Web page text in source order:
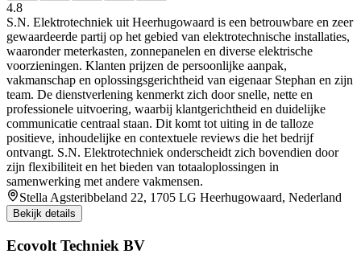
4.8
S.N. Elektrotechniek uit Heerhugowaard is een betrouwbare en zeer
gewaardeerde partij op het gebied van elektrotechnische installaties,
waaronder meterkasten, zonnepanelen en diverse elektrische
voorzieningen. Klanten prijzen de persoonlijke aanpak,
vakmanschap en oplossingsgerichtheid van eigenaar Stephan en zijn
team. De dienstverlening kenmerkt zich door snelle, nette en
professionele uitvoering, waarbij klantgerichtheid en duidelijke
communicatie centraal staan. Dit komt tot uiting in de talloze
positieve, inhoudelijke en contextuele reviews die het bedrijf
ontvangt. S.N. Elektrotechniek onderscheidt zich bovendien door
zijn flexibiliteit en het bieden van totaaloplossingen in
samenwerking met andere vakmensen.
Stella Agsteribbeland 22, 1705 LG Heerhugowaard, Nederland
Bekijk details
Ecovolt Techniek BV